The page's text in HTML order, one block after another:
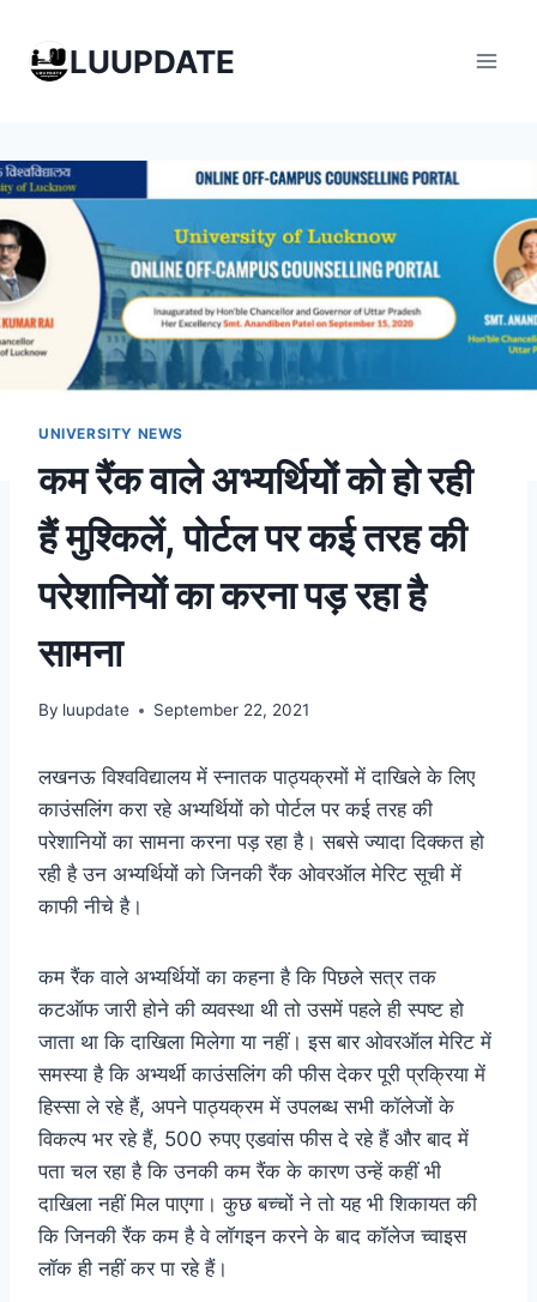
contentLUUPDATE
UNIVERSITY NEWS
कम रैंक वाले अभ्यर्थियों को हो रही
हैं मुश्किलें, पोर्टल पर कई तरह की
परेशानियों का करना पड़ रहा है
सामना
By luupdate September 22, 2021
लखनऊ विश्वविद्यालय में स्नातक पाठ्यक्रमों में दाखिले के लिए
काउंसलिंग करा रहे अभ्यर्थियों को पोर्टल पर कई तरह की
परेशानियों का सामना करना पड़ रहा है। सबसे ज्यादा दिक्कत हो
रही है उन अभ्यर्थियों को जिनकी रैंक ओवरऑल मेरिट सूची में
काफी नीचे है।
कम रैंक वाले अभ्यर्थियों का कहना है कि पिछले सत्र तक
कटऑफ जारी होने की व्यवस्था थी तो उसमें पहले ही स्पष्ट हो
जाता था कि दाखिला मिलेगा या नहीं। इस बार ओवरऑल मेरिट में
समस्या है कि अभ्यर्थी काउंसलिंग की फीस देकर पूरी प्रक्रिया में
हिस्सा ले रहे हैं, अपने पाठ्यक्रम में उपलब्ध सभी कॉलेजों के
विकल्प भर रहे हैं, 500 रुपए एडवांस फीस दे रहे हैं और बाद में
पता चल रहा है कि उनकी कम रैंक के कारण उन्हें कहीं भी
दाखिला नहीं मिल पाएगा। कुछ बच्चों ने तो यह भी शिकायत की
कि जिनकी रैंक कम है वे लॉगइन करने के बाद कॉलेज च्वाइस
लॉक ही नहीं कर पा रहे हैं।